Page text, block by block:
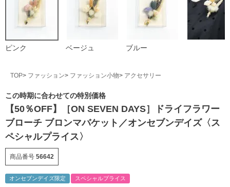
ピンク ベージュ ブルー
TOP ファッション ファッション小物 アクセサリー
この時期に合わせての特別価格
【50％OFF】［ON SEVEN DAYS］ドライフラワー
ブローチ ブロンマバケット／オンセブンデイズ〈ス
ペシャルプライス〉
商品番号 56642
オンセブンデイズ限定 スペシャルプライス